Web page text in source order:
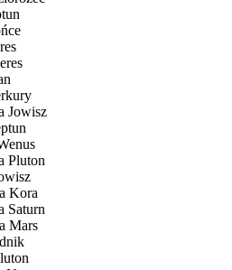
Jowisz
Pluton
Kora
Saturn
Mars